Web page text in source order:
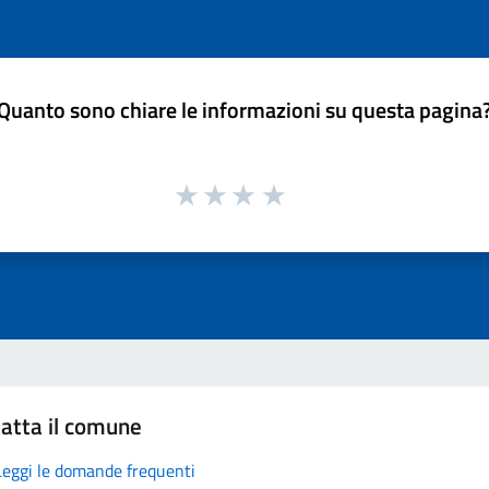
sono chiare le informazioni su questa
il comune
le domande frequenti